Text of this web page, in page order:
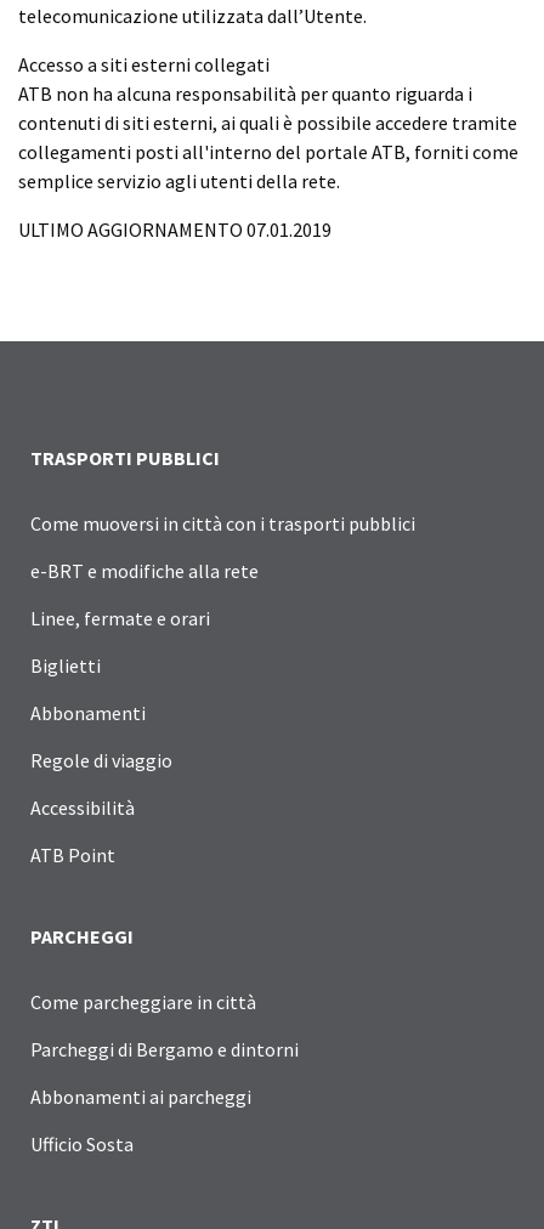
telecomunicazione utilizzata dall’Utente.
Accesso a siti esterni collegati
ATB non ha alcuna responsabilità per quanto riguarda i
contenuti di siti esterni, ai quali è possibile accedere tramite
collegamenti posti all'interno del portale ATB, forniti come
semplice servizio agli utenti della rete.
ULTIMO AGGIORNAMENTO 07.01.2019
TRASPORTI PUBBLICI
Come muoversi in città con i trasporti pubblici
e-BRT e modifiche alla rete
Linee, fermate e orari
Biglietti
Abbonamenti
Regole di viaggio
Accessibilità
ATB Point
PARCHEGGI
Come parcheggiare in città
Parcheggi di Bergamo e dintorni
Abbonamenti ai parcheggi
Ufficio Sosta